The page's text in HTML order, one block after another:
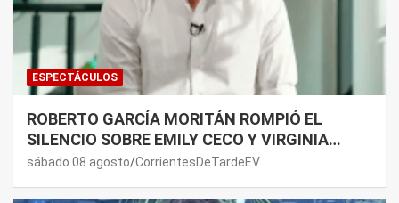
ESPECTÁCULOS
ROBERTO GARCÍA MORITÁN ROMPIÓ EL
SILENCIO SOBRE EMILY CECO Y VIRGINIA
GALLARDO: “DEDÍQUENSE A SUS VIDAS”
sábado 08 agosto CorrientesDeTardeEV